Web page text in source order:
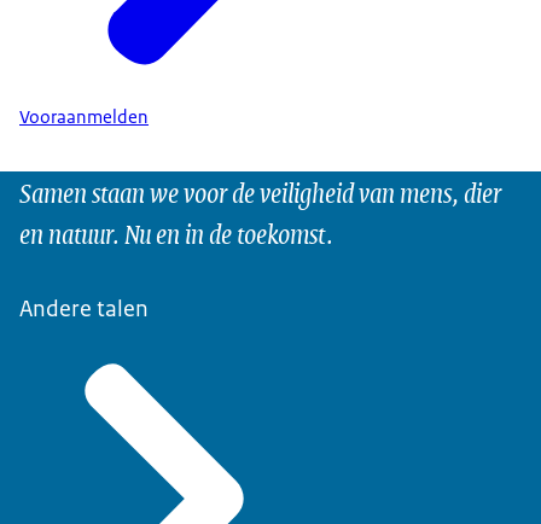
Vooraanmelden
Samen staan we voor de veiligheid van mens, dier
en natuur. Nu en in de toekomst.
Andere talen